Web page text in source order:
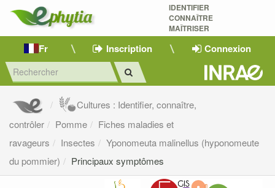
IDENTIFIER
CONNAÎTRE
MAÎTRISER
Fr Inscription Connexion
Cultures : Identifier, connaître,
contrôler
Pomme
Fiches maladies et
ravageurs
Insectes
Yponomeuta malinellus (hyponomeute
du pommier)
Principaux symptômes